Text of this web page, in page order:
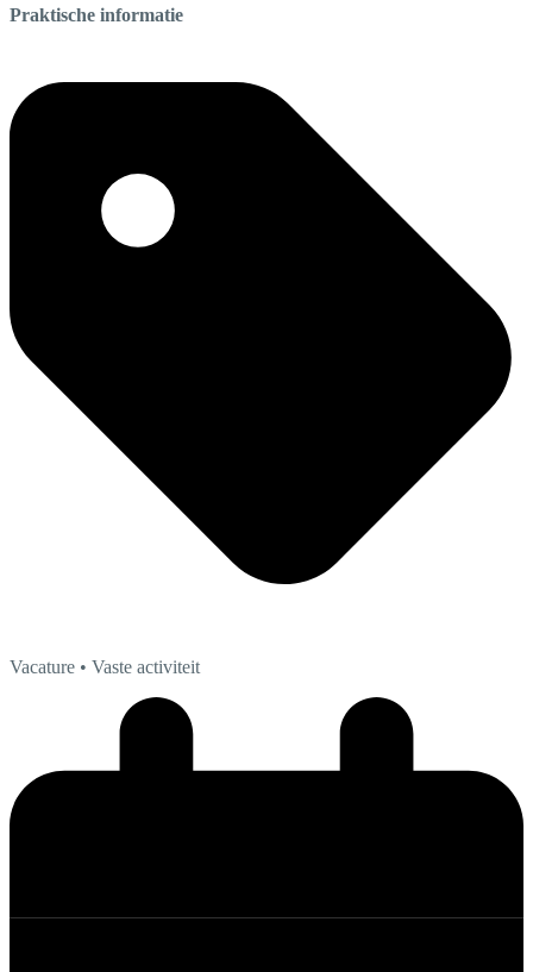
Praktische informatie
Vacature • Vaste activiteit